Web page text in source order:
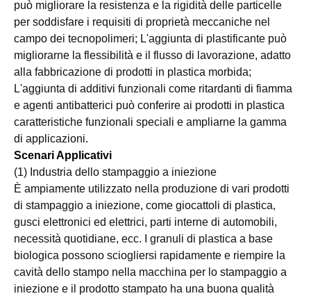
può migliorare la resistenza e la rigidità delle particelle
per soddisfare i requisiti di proprietà meccaniche nel
campo dei tecnopolimeri; L'aggiunta di plastificante può
migliorarne la flessibilità e il flusso di lavorazione, adatto
alla fabbricazione di prodotti in plastica morbida;
L'aggiunta di additivi funzionali come ritardanti di fiamma
e agenti antibatterici può conferire ai prodotti in plastica
caratteristiche funzionali speciali e ampliarne la gamma
di applicazioni.
Scenari Applicativi
(1) Industria dello stampaggio a iniezione
È ampiamente utilizzato nella produzione di vari prodotti
di stampaggio a iniezione, come giocattoli di plastica,
gusci elettronici ed elettrici, parti interne di automobili,
necessità quotidiane, ecc. I granuli di plastica a base
biologica possono sciogliersi rapidamente e riempire la
cavità dello stampo nella macchina per lo stampaggio a
iniezione e il prodotto stampato ha una buona qualità